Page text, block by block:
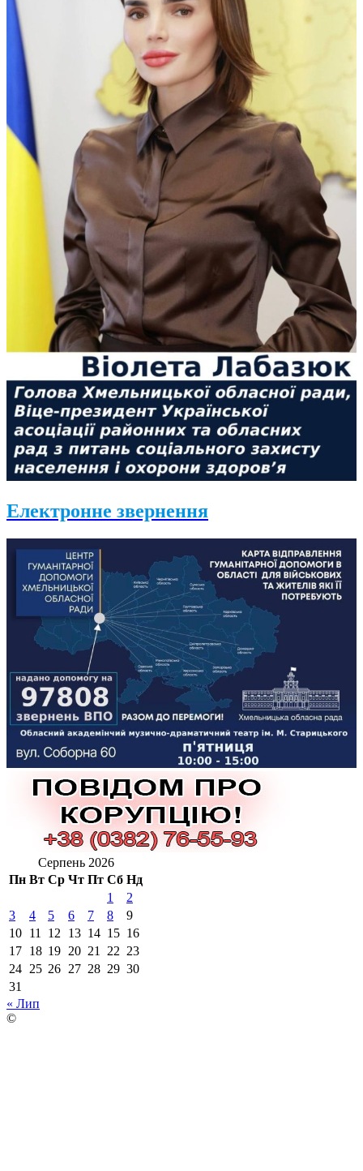
Електронне звернення
Серпень 2026
Пн Вт Ср Чт Пт Сб Нд
1
2
3
4 5 6 7 8
9
10 11 12 13 14 15 16
17 18 19 20 21 22 23
24 25 26 27 28 29 30
31
« Лип
©